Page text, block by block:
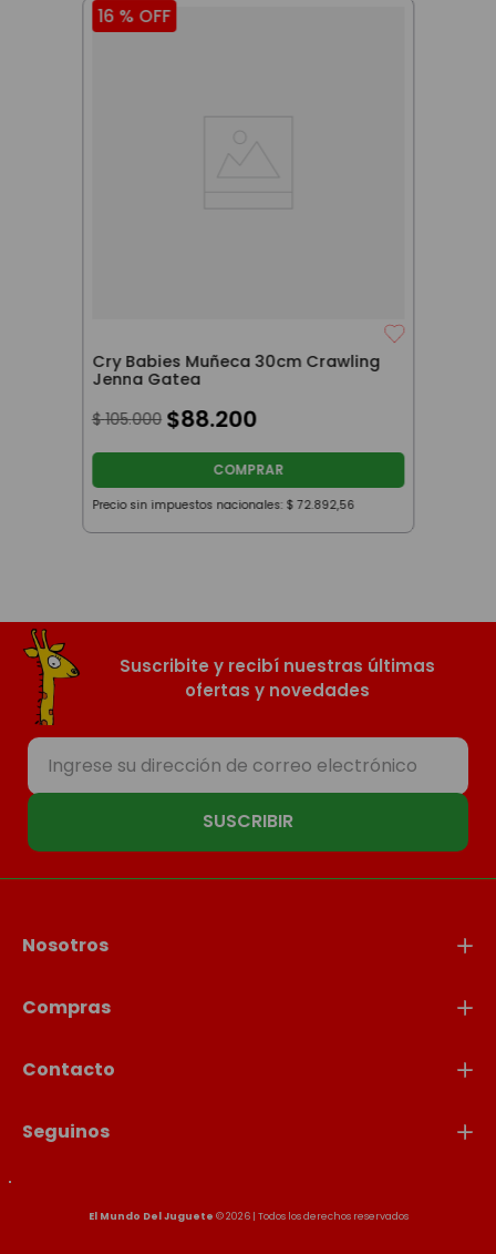
16 % OFF
Cry Babies Muñeca 30cm Crawling
Jenna Gatea
$ 105.000 $88.200
COMPRAR
Precio sin impuestos nacionales: $ 72.892,56
Suscribite y recibí nuestras últimas
ofertas y novedades
SUSCRIBIR
Nosotros
Compras
Contacto
Seguinos
El Mundo Del Juguete © 2026 | Todos los derechos reservados